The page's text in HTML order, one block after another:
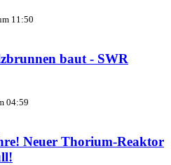
11:50
baut - SWR
04:59
Neuer Thorium-Reaktor